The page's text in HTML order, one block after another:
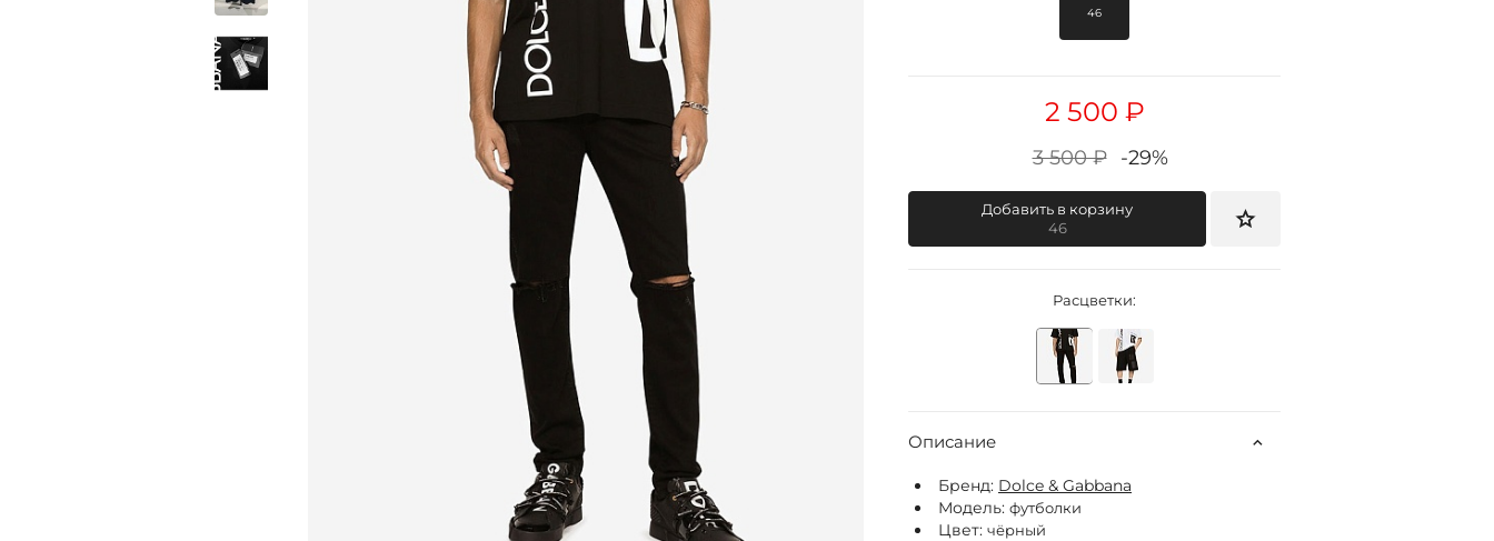
46
2 500 ₽
3 500 ₽ -29%
Добавить в корзину
46
Расцветки:
Описание
Бренд: Dolce & Gabbana
Модель: футболки
Цвет: чёрный